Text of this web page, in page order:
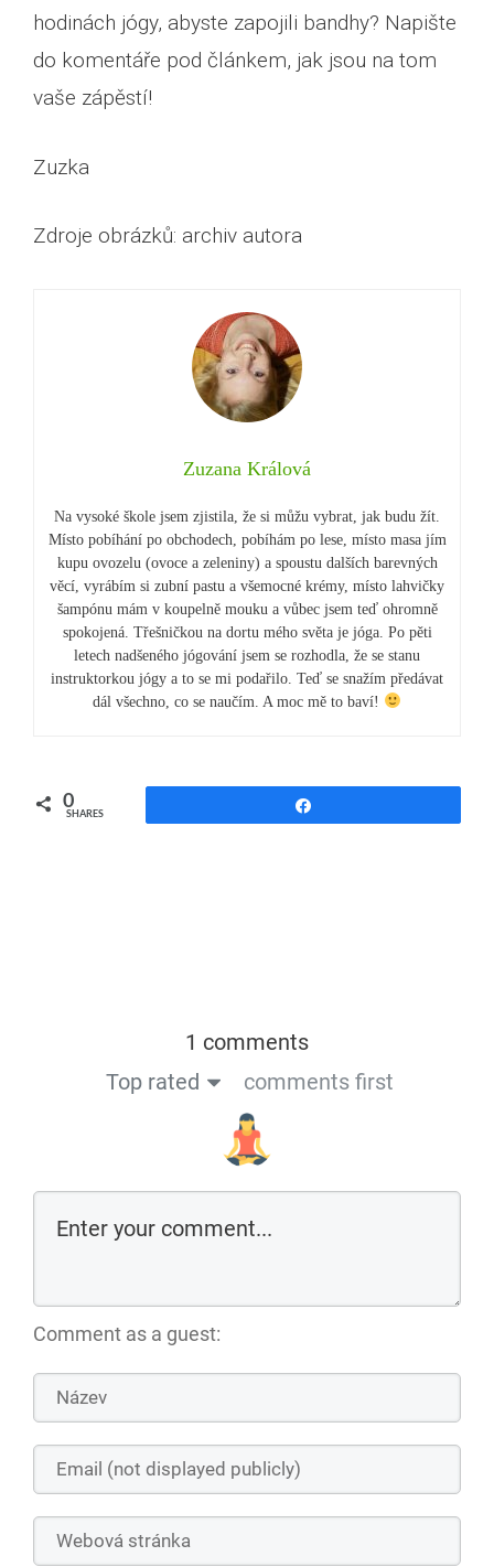
hodinách jógy, abyste zapojili bandhy? Napište
do komentáře pod článkem, jak jsou na tom
vaše zápěstí!
Zuzka
Zdroje obrázků: archiv autora
Zuzana Králová
Na vysoké škole jsem zjistila, že si můžu vybrat, jak budu žít.
Místo pobíhání po obchodech, pobíhám po lese, místo masa jím
kupu ovozelu (ovoce a zeleniny) a spoustu dalších barevných
věcí, vyrábím si zubní pastu a všemocné krémy, místo lahvičky
šampónu mám v koupelně mouku a vůbec jsem teď ohromně
spokojená. Třešničkou na dortu mého světa je jóga. Po pěti
letech nadšeného jógování jsem se rozhodla, že se stanu
instruktorkou jógy a to se mi podařilo. Teď se snažím předávat
dál všechno, co se naučím. A moc mě to baví!
0
SHARES
1 comments
Top rated
comments first
Comment as a guest: